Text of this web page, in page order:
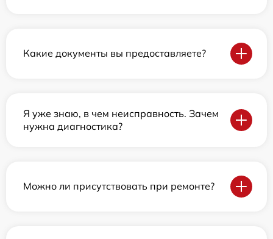
Какие документы вы предоставляете?
Я уже знаю, в чем неисправность. Зачем
нужна диагностика?
Можно ли присутствовать при ремонте?